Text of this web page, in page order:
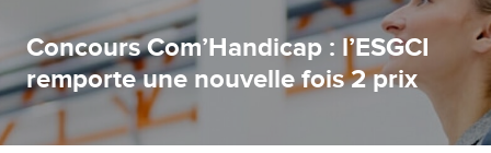
Concours Com’Handicap : l’ESGCI
remporte une nouvelle fois 2 prix